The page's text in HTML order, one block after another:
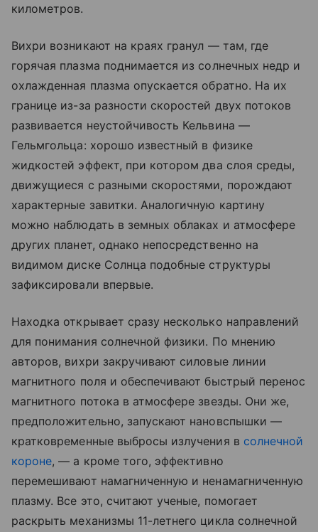
километров.
Вихри возникают на краях гранул — там, где
горячая плазма поднимается из солнечных недр и
охлажденная плазма опускается обратно. На их
границе из-за разности скоростей двух потоков
развивается неустойчивость Кельвина —
Гельмгольца: хорошо известный в физике
жидкостей эффект, при котором два слоя среды,
движущиеся с разными скоростями, порождают
характерные завитки. Аналогичную картину
можно наблюдать в земных облаках и атмосфере
других планет, однако непосредственно на
видимом диске Солнца подобные структуры
зафиксировали впервые.
Находка открывает сразу несколько направлений
для понимания солнечной физики. По мнению
авторов, вихри закручивают силовые линии
магнитного поля и обеспечивают быстрый перенос
магнитного потока в атмосфере звезды. Они же,
предположительно, запускают нановспышки —
кратковременные выбросы излучения в солнечной
короне, — а кроме того, эффективно
перемешивают намагниченную и ненамагниченную
плазму. Все это, считают ученые, помогает
раскрыть механизмы 11-летнего цикла солнечной